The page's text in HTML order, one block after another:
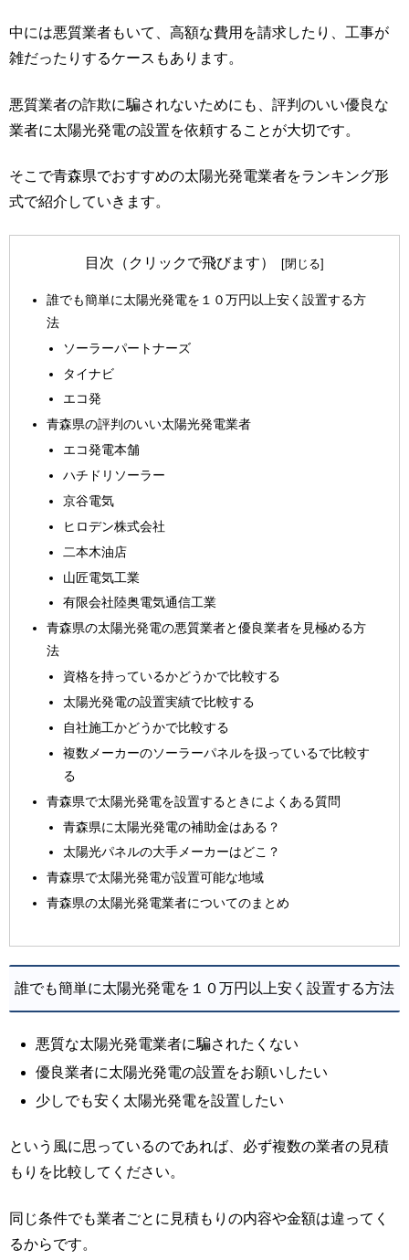
中には悪質業者もいて、高額な費用を請求したり、工事が
雑だったりするケースもあります。
悪質業者の詐欺に騙されないためにも、評判のいい優良な
業者に太陽光発電の設置を依頼することが大切です。
そこで青森県でおすすめの太陽光発電業者をランキング形
式で紹介していきます。
目次（クリックで飛びます）
誰でも簡単に太陽光発電を１０万円以上安く設置する方
法
ソーラーパートナーズ
タイナビ
エコ発
青森県の評判のいい太陽光発電業者
エコ発電本舗
ハチドリソーラー
京谷電気
ヒロデン株式会社
二本木油店
山匠電気工業
有限会社陸奥電気通信工業
青森県の太陽光発電の悪質業者と優良業者を見極める方
法
資格を持っているかどうかで比較する
太陽光発電の設置実績で比較する
自社施工かどうかで比較する
複数メーカーのソーラーパネルを扱っているで比較す
る
青森県で太陽光発電を設置するときによくある質問
青森県に太陽光発電の補助金はある？
太陽光パネルの大手メーカーはどこ？
青森県で太陽光発電が設置可能な地域
青森県の太陽光発電業者についてのまとめ
誰でも簡単に太陽光発電を１０万円以上安く設置する方法
悪質な太陽光発電業者に騙されたくない
優良業者に太陽光発電の設置をお願いしたい
少しでも安く太陽光発電を設置したい
という風に思っているのであれば、必ず複数の業者の見積
もりを比較してください。
同じ条件でも業者ごとに見積もりの内容や金額は違ってく
るからです。